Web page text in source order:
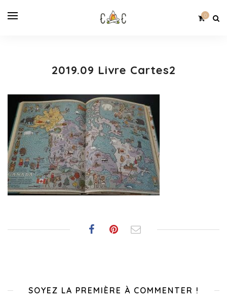
0
2019.09 Livre Cartes2
SOYEZ LA PREMIÈRE À COMMENTER !